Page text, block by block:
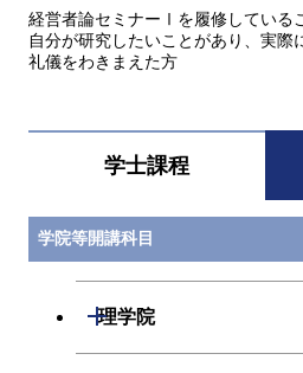
経営者論セミナーⅠを履修している
自分が研究したいことがあり、実際
礼儀をわきまえた方
学士課程
学院等開講科目
理学院
開閉